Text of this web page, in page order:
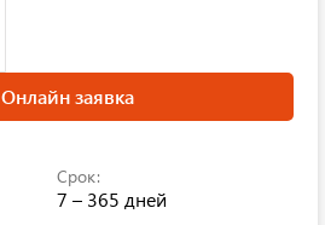
Онлайн заявка
Срок:
7 – 365 дней